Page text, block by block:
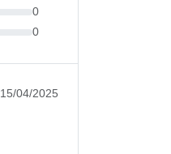
0
0
15/04/2025